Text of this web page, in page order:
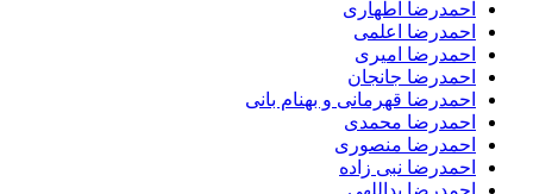
احمدرضا اطهاری
احمدرضا اعلمی
احمدرضا امیری
احمدرضا جانجان
احمدرضا قهرمانی و بهنام بانی
احمدرضا محمدی
احمدرضا منصوری
احمدرضا نبی زاده
احمدرضا یداللهی